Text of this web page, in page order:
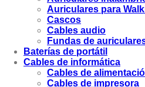
Auriculares para
Cascos
Cables audio
Fundas de
Baterías de portátil
Cables de informática
Cables de
Cables de impresora